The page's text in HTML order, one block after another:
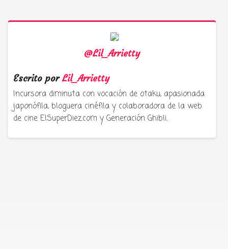
@Lil_Arrietty
Escrito porLil_Arrietty
Incursora diminuta con vocación de otaku, apasionada
japonófila, bloguera cinéfila y colaboradora de la web
de cine ElSuperDiez.com y Generación Ghibli.